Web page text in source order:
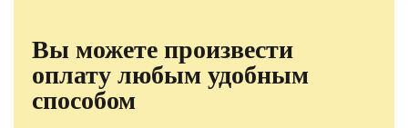
Вы можете произвести
оплату любым удобным
способом